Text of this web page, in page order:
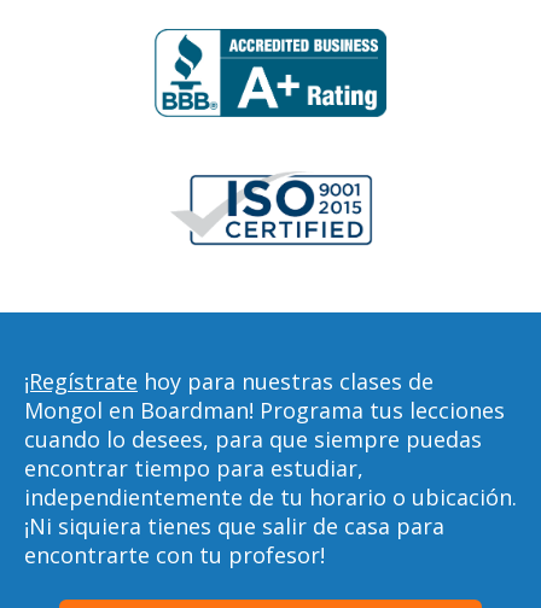
¡Regístrate hoy para nuestras clases de
Mongol en Boardman! Programa tus lecciones
cuando lo desees, para que siempre puedas
encontrar tiempo para estudiar,
independientemente de tu horario o ubicación.
¡Ni siquiera tienes que salir de casa para
encontrarte con tu profesor!